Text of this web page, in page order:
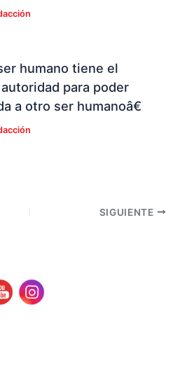
humano tiene el
para poder
a otro ser humanoâ€
SIGUIENTE